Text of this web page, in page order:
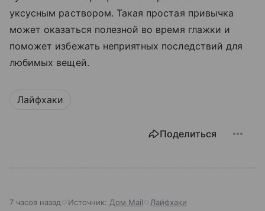
уксусным раствором. Такая простая привычка
может оказаться полезной во время глажки и
поможет избежать неприятных последствий для
любимых вещей.
Лайфхаки
Поделиться
7 часов назад Источник: Дом Mail Лайфхаки